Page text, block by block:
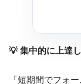
💡 集中的に上達
「短期間でフォ